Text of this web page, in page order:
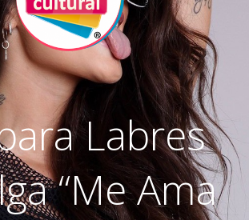
Labres
“Me Ama